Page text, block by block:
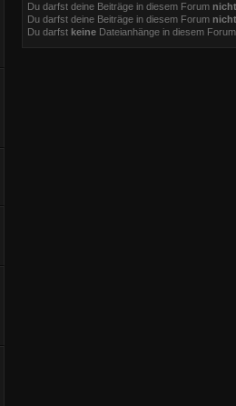
Du darfst deine Beiträge in diesem Forum nicht
Du darfst deine Beiträge in diesem Forum nicht
Du darfst keineDateianhänge in diesem Forum